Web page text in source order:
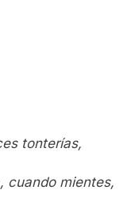
tonterías,
cuando mientes,